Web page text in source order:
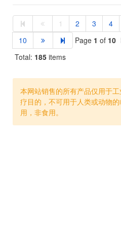
1 2 3 4
10
Page 1 of 10
Total: 185 items
本网站销售的所有产品仅用于
疗目的，不可用于人类或动物
用，非食用。